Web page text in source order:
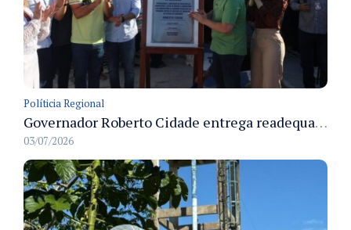
Políticia Regional
Governador Roberto Cidade entrega readequação do ambulatório da FCecon e amplia capacidade de atendimento oncológico em Manaus
03/07/2026